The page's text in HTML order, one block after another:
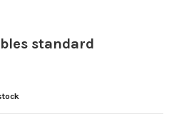
standard